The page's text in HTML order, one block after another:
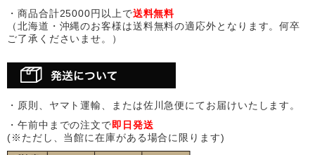
・商品合計25000円以上で送料無料
（北海道・沖縄のお客様は送料無料の適応外となります。何卒
ご了承くださいませ。）
・原則、ヤマト運輸、または佐川急便にてお届けいたします。
・午前中までの注文で即日発送
(※ただし、当館に在庫がある場合に限ります)